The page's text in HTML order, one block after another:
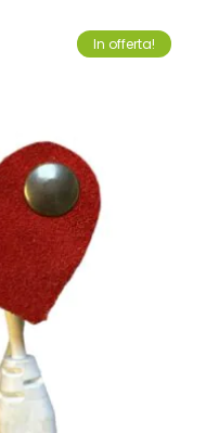
In offerta!